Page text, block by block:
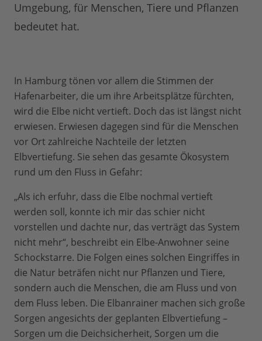
Umgebung, für Menschen, Tiere und Pflanzen
bedeutet hat.
In Hamburg tönen vor allem die Stimmen der
Hafenarbeiter, die um ihre Arbeitsplätze fürchten,
wird die Elbe nicht vertieft. Doch das ist längst nicht
erwiesen. Erwiesen dagegen sind für die Menschen
vor Ort zahlreiche Nachteile der letzten
Elbvertiefung. Sie sehen das gesamte Ökosystem
rund um den Fluss in Gefahr:
„Als ich erfuhr, dass die Elbe nochmal vertieft
werden soll, konnte ich mir das schier nicht
vorstellen und dachte nur, das verträgt das System
nicht mehr“, beschreibt ein Elbe-Anwohner seine
Schockstarre. Die Folgen eines solchen Eingriffes in
die Natur beträfen nicht nur Pflanzen und Tiere,
sondern auch die Menschen, die am Fluss und von
dem Fluss leben. Die Elbanrainer machen sich große
Sorgen angesichts der geplanten Elbvertiefung –
Sorgen um die Deichsicherheit, Sorgen um die